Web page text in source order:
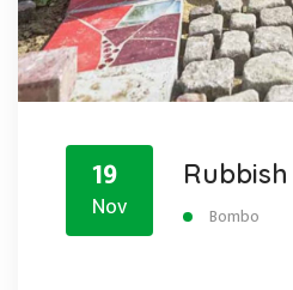
19
Nov Bombo